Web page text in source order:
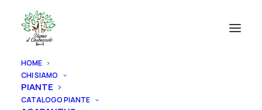
HOME
CHI SIAMO
PIANTE
CATALOGO PIANTE